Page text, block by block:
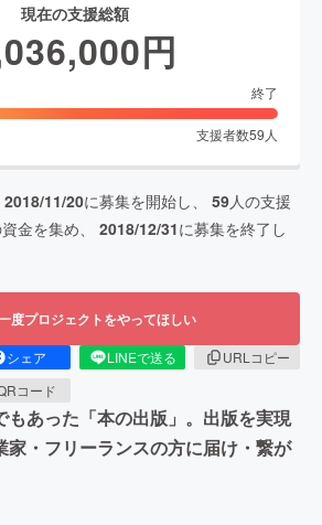
現在の支援総額
円
終了
支援者数59 人
2018/11/20に募集を開始し、 59人の支援
金を集め、 2018/12/31に募集を終了し
度プロジェクトをやってほしい
シェア LINEで送る
URLコピー
コード
もあった「本の出版」。出版を実現
家・フリーランスの方に届け・繋が